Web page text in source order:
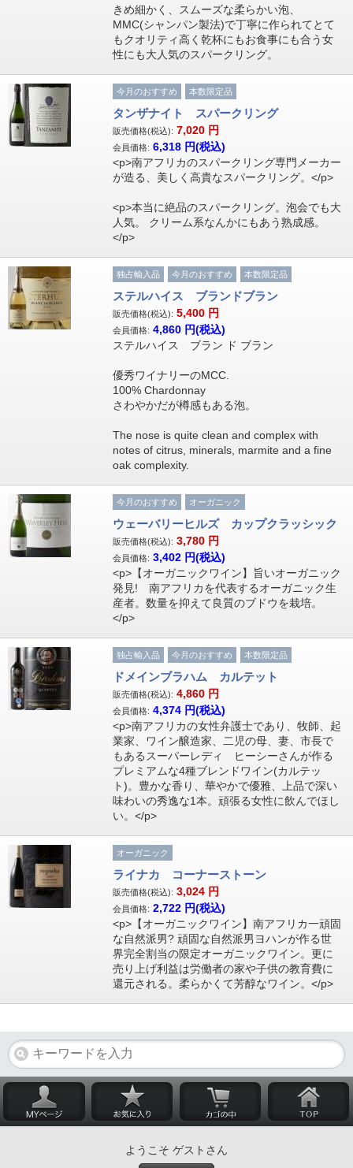
きめ細かく、スムーズな柔らかい泡、
MMC(シャンパン製法)で丁寧に作られてとて
もクオリティ高く乾杯にもお食事にも合う女
性にも大人気のスパークリング。
今月のおすすめ 本数限定品
タンザナイト スパークリング
販売価格(税込): 7,020 円
会員価格: 6,318 円(税込)
<p>南アフリカのスパークリング専門メーカー
が造る、美しく高貴なスパークリング。</p>
<p>本当に絶品のスパークリング。泡会でも大
人気。 クリーム系なんかにもあう熟成感。
</p>
独占輸入品 今月のおすすめ 本数限定品
ステルハイス ブランドブラン
販売価格(税込): 5,400 円
会員価格: 4,860 円(税込)
ステルハイス ブラン ド ブラン
優秀ワイナリーのMCC.
100% Chardonnay
さわやかだが樽感もある泡。
The nose is quite clean and complex with
notes of citrus, minerals, marmite and a fine
oak complexity.
今月のおすすめ オーガニック
ウェーバリーヒルズ カップクラッシック
販売価格(税込): 3,780 円
会員価格: 3,402 円(税込)
<p>【オーガニックワイン】旨いオーガニック
発見! 南アフリカを代表するオーガニック生
産者。数量を抑えて良質のブドウを栽培。
</p>
独占輸入品 今月のおすすめ 本数限定品
ドメインブラハム カルテット
販売価格(税込): 4,860 円
会員価格: 4,374 円(税込)
<p>南アフリカの女性弁護士であり、牧師、起
業家、ワイン醸造家、二児の母、妻、市長で
もあるスーパーレディ ヒーシーさんが作る
プレミアムな4種ブレンドワイン(カルテッ
ト)。豊かな香り、華やかで優雅、上品で深い
味わいの秀逸な1本。頑張る女性に飲んでほし
い。</p>
オーガニック
ライナカ コーナーストーン
販売価格(税込): 3,024 円
会員価格: 2,722 円(税込)
<p>【オーガニックワイン】南アフリカ一頑固
な自然派男? 頑固な自然派男ヨハンが作る世
界完全割当の限定オーガニックワイン。更に
売り上げ利益は労働者の家や子供の教育費に
還元される。柔らかくて芳醇なワイン。</p>
ようこそ ゲストさん